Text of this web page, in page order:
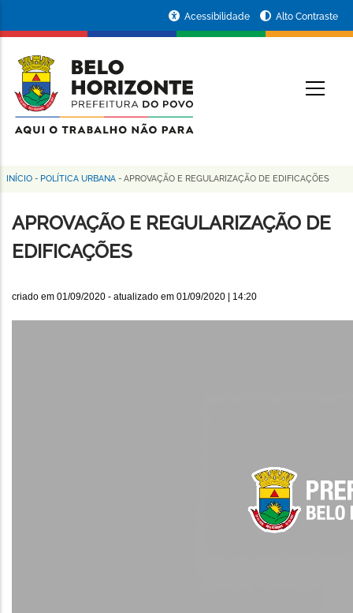
conteúdo
principal
da
Prefeitura
de
Horizonte
Acessibilidade Alto Contraste
Trilha
de
navegação
INÍCIO - POLÍTICA URBANA - APROVAÇÃO E REGULARIZAÇÃO DE EDIFICAÇÕES
APROVAÇÃO E REGULARIZAÇÃO DE
EDIFICAÇÕES
criado em 01/09/2020 - atualizado em 01/09/2020 | 14:20